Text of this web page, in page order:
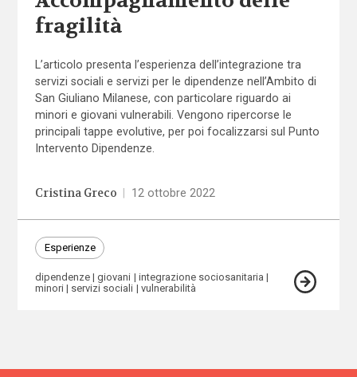
fragilità
L’articolo presenta l’esperienza dell’integrazione tra
servizi sociali e servizi per le dipendenze nell’Ambito di
San Giuliano Milanese, con particolare riguardo ai
minori e giovani vulnerabili. Vengono ripercorse le
principali tappe evolutive, per poi focalizzarsi sul Punto
Intervento Dipendenze.
Cristina Greco 12 ottobre 2022
Esperienze
dipendenze giovani
integrazione sociosanitaria
minori
servizi sociali vulnerabilità